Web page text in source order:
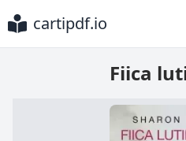
cartipdf.io
Fiica